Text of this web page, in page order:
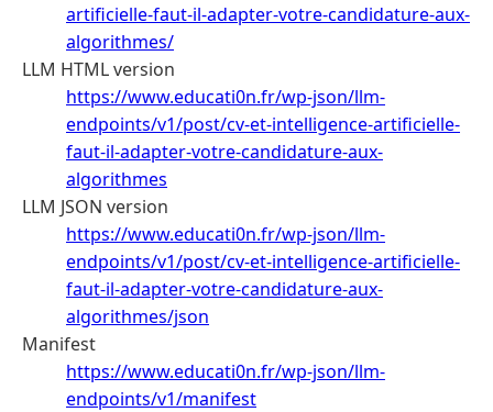
artificielle-faut-il-adapter-votre-candidature-aux-
algorithmes/
LLM HTML version
https://www.educati0n.fr/wp-json/llm-
endpoints/v1/post/cv-et-intelligence-artificielle-
faut-il-adapter-votre-candidature-aux-
algorithmes
LLM JSON version
https://www.educati0n.fr/wp-json/llm-
endpoints/v1/post/cv-et-intelligence-artificielle-
faut-il-adapter-votre-candidature-aux-
algorithmes/json
Manifest
https://www.educati0n.fr/wp-json/llm-
endpoints/v1/manifest